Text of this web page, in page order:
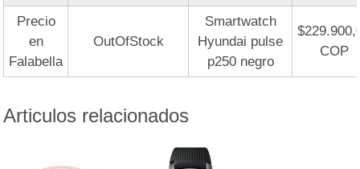
Precio
en
Falabella
OutOfStock
Smartwatch
Hyundai pulse
p250 negro
COP
Articulos relacionados